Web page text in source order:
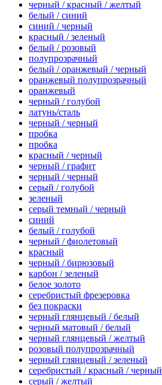
черный / красный / желтый
белый / синий
синий / черный
красный / зеленый
белый / розовый
полупрозрачный
белый / оранжевый / черный
оранжевый полупрозрачный
оранжевый
черный / голубой
латунь/сталь
черный / черный
пробка
пробка
красный / черный
черный / графит
черный / черный
серый / голубой
зеленый
серый темный / черный
синий
белый / голубой
черный / фиолетовый
красный
черный / бирюзовый
карбон / зеленый
белое золото
серебристый фрезеровка
без покраски
черный глянцевый / белый
черный матовый / белый
черный глянцевый / желтый
розовый полупрозрачный
черный глянцевый / зеленый
серебристый / красный / черный
серый / желтый